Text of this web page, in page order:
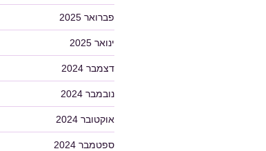
פברואר 2025
ינואר 2025
דצמבר 2024
נובמבר 2024
אוקטובר 2024
ספטמבר 2024